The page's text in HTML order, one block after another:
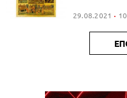
29.08.2021